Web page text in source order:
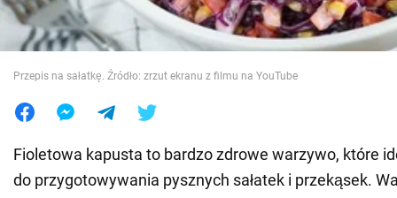
Świat
Jedzenie
Przepis na sałatkę. Źródło: zrzut ekranu z filmu na YouTube
Fioletowa kapusta to bardzo zdrowe warzywo, które
do przygotowywania pysznych sałatek i przekąsek.